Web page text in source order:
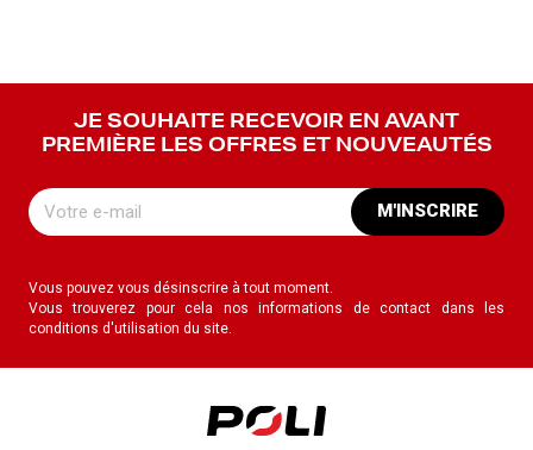
JE SOUHAITE RECEVOIR EN AVANT
PREMIÈRE LES OFFRES ET NOUVEAUTÉS
M'INSCRIRE
Vous pouvez vous désinscrire à tout moment.
Vous trouverez pour cela nos informations de contact dans les
conditions d'utilisation du site.